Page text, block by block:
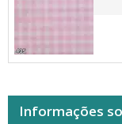
Informações